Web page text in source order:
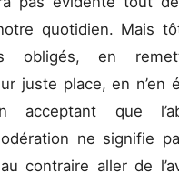
quotidien. Mais
obligés, en
juste place, en n’en
que
ne signifie
contraire aller de